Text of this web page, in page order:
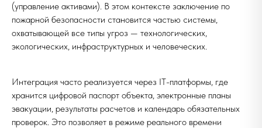
(управление активами). В этом контексте заключение по
пожарной безопасности становится частью системы,
охватывающей все типы угроз — технологических,
экологических, инфраструктурных и человеческих.
Интеграция часто реализуется через IT-платформы, где
хранится цифровой паспорт объекта, электронные планы
эвакуации, результаты расчетов и календарь обязательных
проверок. Это позволяет в режиме реального времени